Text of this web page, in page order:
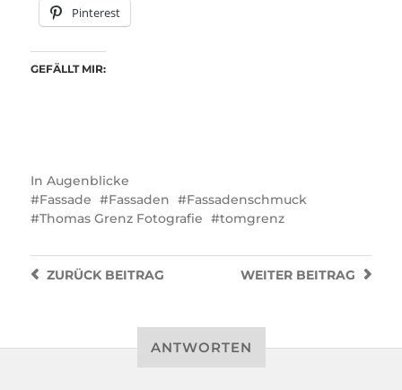
Pinterest
GEFÄLLT MIR:
In Augenblicke
Fassade
Fassaden
Fassadenschmuck
Thomas Grenz Fotografie
tomgrenz
WEITER BEITRAG
ZURÜCKBEITRAG
ANTWORTEN